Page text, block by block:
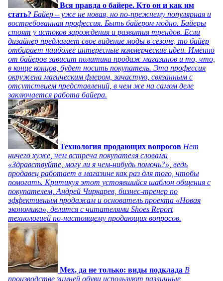
Вся правда о байере. Кто он и как им
стать? Байер – уже не новая, но по-прежнему популярная и
востребованная профессия. Быть байером модно. Байеры
стоят у истоков зарождения и развития трендов. Если
дизайнер предлагает свое видение моды в сезоне, то байер
отбирает наиболее интересные коммерческие идеи. Именно
от байеров зависит политика продаж магазинов и то, что,
в конце концов, будет носить покупатель. Эта профессия
окружена магическим флером, зачастую, связанным с
отсутствием представлений, в чем же на самом деле
заключается работа байера.
Технология продающих вопросов Нет
ничего хуже, чем встреча покупателя словами
«Здравствуйте, могу ли я чем-нибудь помочь?», ведь
продавец работает в магазине как раз для того, чтобы
помогать. Критикуя этот устоявшийся шаблон общения с
покупателем, Андрей Чиркарев, бизнес-тренер по
эффективным продажам и основатель проекта «Новая
экономика», делится с читателями Shoes Report
технологией по-настоящему продающих вопросов.
Мех, да не только: виды подклада В
производстве зимней обуви используют различные